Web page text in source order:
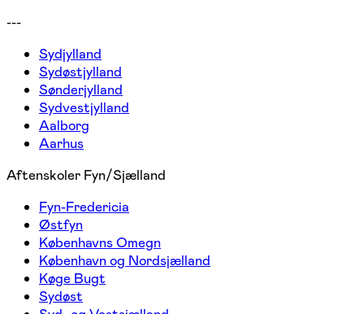
---
Sydjylland
Sydøstjylland
Sønderjylland
Sydvestjylland
Aalborg
Aarhus
Aftenskoler Fyn/Sjælland
Fyn-Fredericia
Østfyn
Københavns Omegn
København og Nordsjælland
Køge Bugt
Sydøst